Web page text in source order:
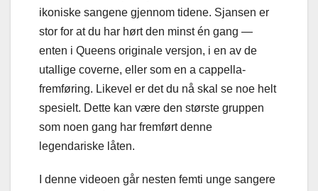
ikoniske sangene gjennom tidene. Sjansen er
stor for at du har hørt den minst én gang —
enten i Queens originale versjon, i en av de
utallige coverne, eller som en a cappella-
fremføring. Likevel er det du nå skal se noe helt
spesielt. Dette kan være den største gruppen
som noen gang har fremført denne
legendariske låten.
I denne videoen går nesten femti unge sangere